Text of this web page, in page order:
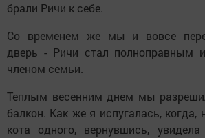
брали Ричи к себе.
Со временем же мы и вовсе
дверь - Ричи стал полноправным
членом семьи.
Теплым весенним днем мы
балкон. Как же я испугалась, когда,
кота одного, вернувшись,